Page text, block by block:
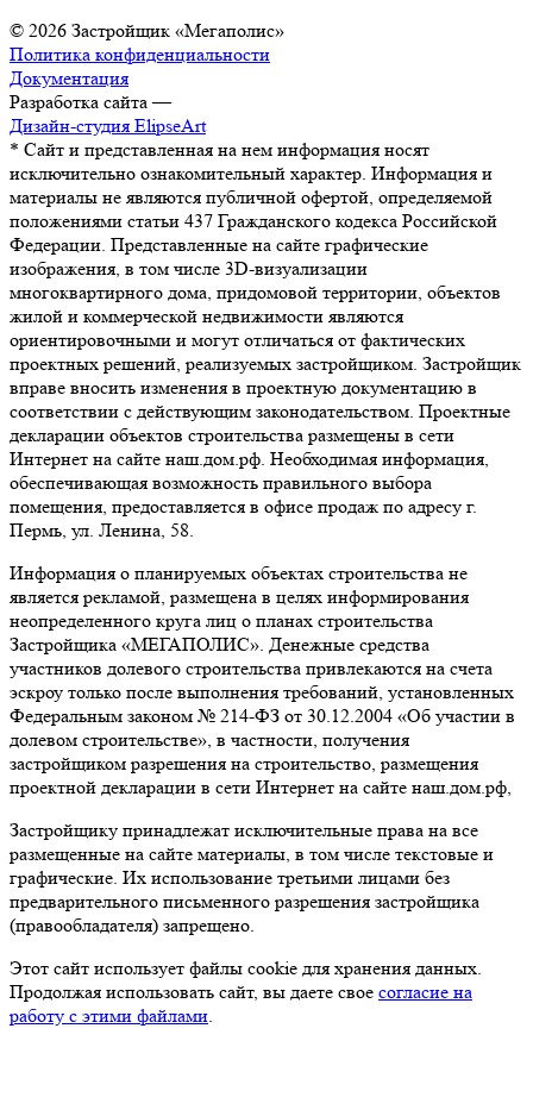
© 2026 Застройщик «Мегаполис»
Политика конфиденциальности
Документация
Разработка сайта —
Дизайн-студия ElipseArt
* Сайт и представленная на нем информация носят
исключительно ознакомительный характер. Информация и
материалы не являются публичной офертой, определяемой
положениями статьи 437 Гражданского кодекса Российской
Федерации. Представленные на сайте графические
изображения, в том числе 3D-визуализации
многоквартирного дома, придомовой территории, объектов
жилой и коммерческой недвижимости являются
ориентировочными и могут отличаться от фактических
проектных решений, реализуемых застройщиком. Застройщик
вправе вносить изменения в проектную документацию в
соответствии с действующим законодательством. Проектные
декларации объектов строительства размещены в сети
Интернет на сайте наш.дом.рф. Необходимая информация,
обеспечивающая возможность правильного выбора
помещения, предоставляется в офисе продаж по адресу г.
Пермь, ул. Ленина, 58.
Информация о планируемых объектах строительства не
является рекламой, размещена в целях информирования
неопределенного круга лиц о планах строительства
Застройщика «МЕГАПОЛИС». Денежные средства
участников долевого строительства привлекаются на счета
эскроу только после выполнения требований, установленных
Федеральным законом № 214-ФЗ от 30.12.2004 «Об участии в
долевом строительстве», в частности, получения
застройщиком разрешения на строительство, размещения
проектной декларации в сети Интернет на сайте наш.дом.рф,
Застройщику принадлежат исключительные права на все
размещенные на сайте материалы, в том числе текстовые и
графические. Их использование третьими лицами без
предварительного письменного разрешения застройщика
(правообладателя) запрещено.
Этот сайт использует файлы cookie для хранения данных.
Продолжая использовать сайт, вы даете свое согласие на
работу с этими файлами